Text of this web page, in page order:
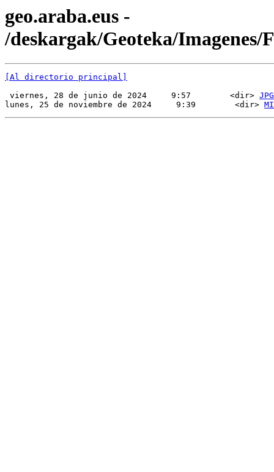
geo.araba.eus -
/deskargak/Geoteka/Imagenes/
[Al directorio principal]
viernes, 28 de junio de 2024     9:57        <dir> JPG
lunes, 25 de noviembre de 2024     9:39        <dir>